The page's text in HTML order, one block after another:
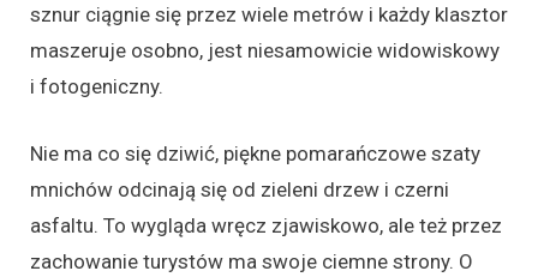
sznur ciągnie się przez wiele metrów i każdy klasztor
maszeruje osobno, jest niesamowicie widowiskowy
i fotogeniczny.
Nie ma co się dziwić, piękne pomarańczowe szaty
mnichów odcinają się od zieleni drzew i czerni
asfaltu. To wygląda wręcz zjawiskowo, ale też przez
zachowanie turystów ma swoje ciemne strony. O